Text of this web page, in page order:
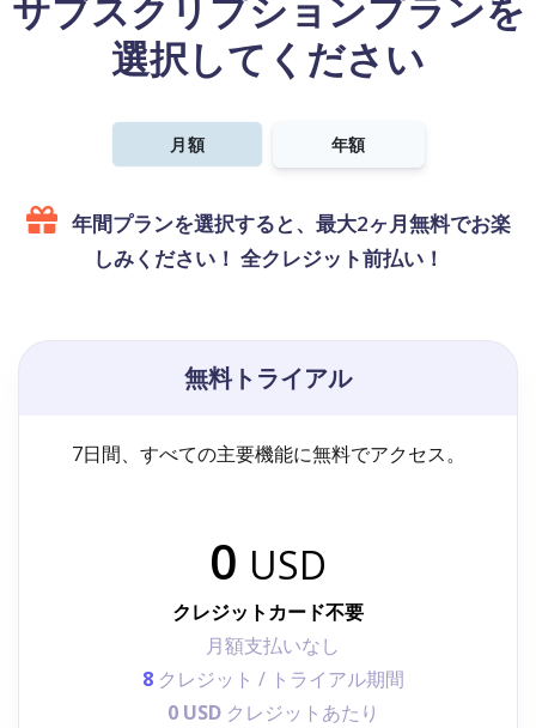
サブスクリプションプランを
選択してください
月額 年額
年間プランを選択すると、最大2ヶ月無料でお楽
しみください！ 全クレジット前払い！
無料トライアル
7日間、すべての主要機能に無料でアクセス。
0 USD
クレジットカード不要
月額支払いなし
8クレジット / トライアル期間
0 USDクレジットあたり